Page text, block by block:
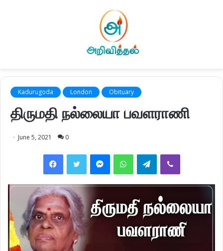
Kadurugoda London Obituary
திருமதி நல்லையா பவளராணி
June 5, 2021 0
FacebookTwitter MessengerWhatsAppTelegramViber